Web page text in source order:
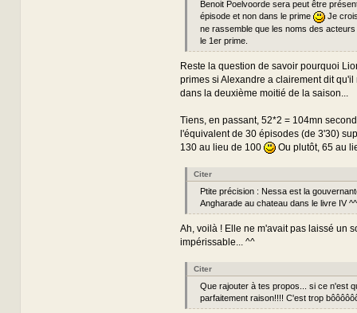
Benoit Poelvoorde sera peut être
épisode et non dans le prime
Je
ne rassemble que les noms des
le 1er prime.
Reste la question de savoir pourquoi
primes si Alexandre a clairement dit
dans la deuxième moitié de la saison...
Tiens, en passant, 52*2 = 104mn
l'équivalent de 30 épisodes (de 3'30)
130 au lieu de 100
Ou plutôt, 65 au
Citer
Ptite précision : Nessa est la
Angharade au chateau dans le livre IV ^^
Ah, voilà ! Elle ne m'avait pas laissé un
impérissable... ^^
Citer
Que rajouter à tes propos... si ce n'est
parfaitement raison!!!! C'est trop